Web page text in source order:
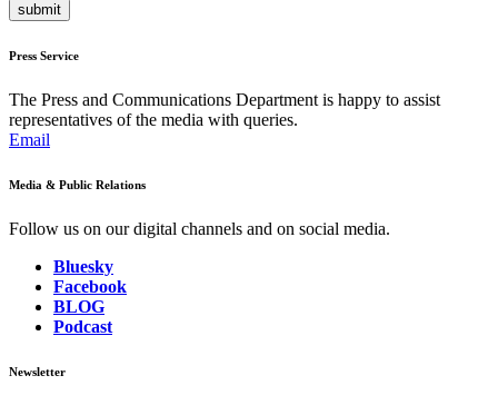
submit
Press Service
The Press and Communications Department is happy to assist
representatives of the media with queries.
Email
Media & Public Relations
Follow us on our digital channels and on social media.
Bluesky
Facebook
BLOG
Podcast
Newsletter